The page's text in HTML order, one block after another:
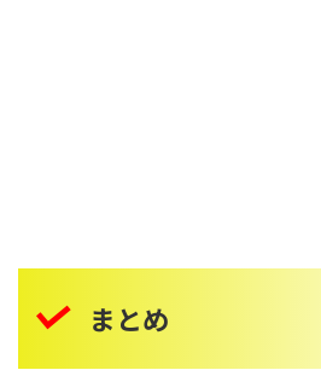
まとめ